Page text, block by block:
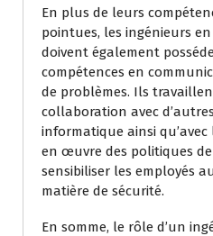
En plus de leurs
pointues, les ingénieurs
doivent également
compétences en
de problèmes. Ils
collaboration avec
informatique ainsi
en œuvre des politiques
sensibiliser les employés
matière de sécurité.
En somme, le rôle d’un